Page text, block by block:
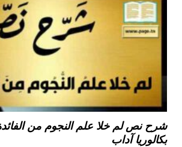
شرح نص لم خلا علم النجوم من
بكالوريا آداب